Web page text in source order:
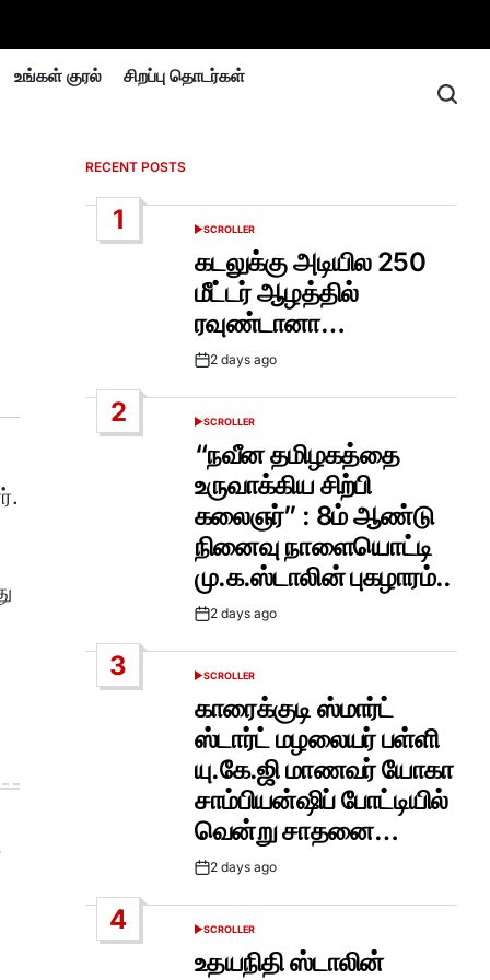
உங்கள் குரல் சிறப்பு தொடர்கள்
RECENT POSTS
1
POSTED
SCROLLER
கடலுக்கு அடியில 250
மீட்டர் ஆழத்தில்
ரவுண்டானா…
Post2 days ago
2
POSTED
SCROLLER
“நவீன தமிழகத்தை
உருவாக்கிய சிற்பி
கலைஞர்” : 8ம் ஆண்டு
நினைவு நாளையொட்டி
மு.க.ஸ்டாலின் புகழாரம்..
Post2 days ago
3
POSTED
SCROLLER
காரைக்குடி ஸ்மார்ட்
ஸ்டார்ட் மழலையர் பள்ளி
யு.கே.ஜி மாணவர் யோகா
சாம்பியன்ஷிப் போட்டியில்
வென்று சாதனை…
Post2 days ago
4
POSTED
SCROLLER
உதயநிதி ஸ்டாலின்